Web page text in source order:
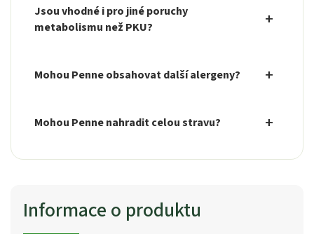
Jsou vhodné i pro jiné poruchy
metabolismu než PKU?
Mohou Penne obsahovat další alergeny?
Mohou Penne nahradit celou stravu?
Informace o produktu